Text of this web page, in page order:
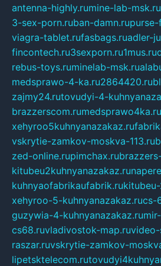
antenna-highly.rumine-lab-msk.ru
3-sex-porn.ruban-damn.ru
viagra-tablet.rufasbags.ruadler-
fincontech.ru3sexporn.ru1mus.ru
rebus-toys.ruminelab-msk.ru
medsprawo-4-ka.ru2864420.ru
zajmy24.rutovudyi-4-
brazzerscom.rumedsprawo4ka.ru
xehyroo5kuhnyanazakaz.ru
vskrytie-zamkov-moskva-113.ru
zed-online.rupimchax.ru
kitubeu2kuhnyanazakaz.ru
kuhnyaofabrikaufabrik.ru
xehyroo-5-kuhnyanazakaz.rucs-
guzywia-4-kuhnyanazakaz.ru
cs68.ruvladivostok-map.ruvideo-
raszar.ruvskrytie-zamkov-
lipetsktelecom.ru